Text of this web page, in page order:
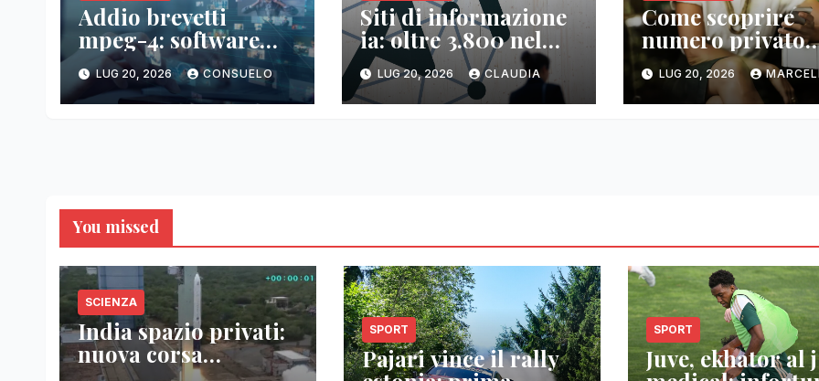
Addio brevetti
mpeg-4: software
libero senza costi
LUG 20, 2026 CONSUELO
Siti di informazione
ia: oltre 3.800 nel
mondo
LUG 20, 2026 CLAUDIA
Come scoprire
numero privato
senza whooming:
alternative
LUG 20, 2026
You missed
SCIENZA
India spazio privati:
nuova corsa
SPORT
Pajari vince il rally
SPORT
Juve, ekhator al j